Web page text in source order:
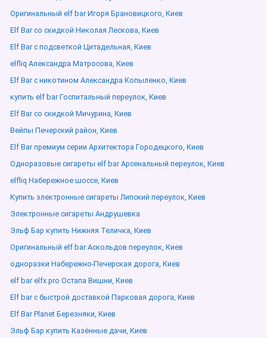
Оригинальный elf bar Игоря Брановицкого, Киев
Elf Bar со скидкой Николая Лескова, Киев
Elf Bar с подсветкой Цитадельная, Киев
elfliq Александра Матросова, Киев
Elf Bar с никотином Александра Копыленко, Киев
купить elf bar Госпитальный переулок, Киев
Elf Bar со скидкой Мичурина, Киев
Вейпы Печерский район, Киев
Elf Bar премиум серии Архитектора Городецкого, Киев
Одноразовые сигареты elf bar Арсенальный переулок, Киев
elfliq Набережное шоссе, Киев
Купить электронные сигареты Липский переулок, Киев
Электронные сигареты Андрушевка
Эльф Бар купить Нижняя Теличка, Киев
Оригинальный elf bar Аскольдов переулок, Киев
одноразки Набережно-Печерская дорога, Киев
elf bar elfx pro Остапа Вишни, Киев
Elf bar с быстрой доставкой Парковая дорога, Киев
Elf Bar Planet Березняки, Киев
Эльф Бар купить Казённые дачи, Киев